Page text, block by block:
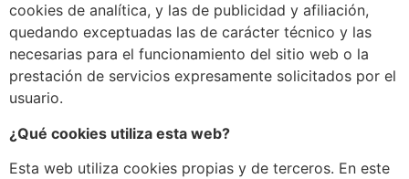
cookies de analítica, y las de publicidad y afiliación,
quedando exceptuadas las de carácter técnico y las
necesarias para el funcionamiento del sitio web o la
prestación de servicios expresamente solicitados por el
usuario.
¿Qué cookies utiliza esta web?
Esta web utiliza cookies propias y de terceros. En este